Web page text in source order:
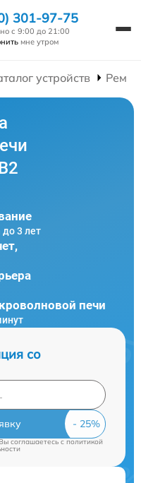
301-97-75
с 9:00 до 21:00
мне утром
устройств
3 лет
печи
со
соглашаетесь cполитикой